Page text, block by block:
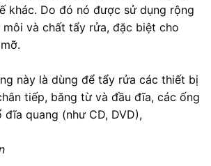
khác. Do đó nó được sử dụng rộng
và chất tẩy rửa, đặc biệt cho
này là dùng để tẩy rửa các thiết bị
tiếp, băng từ và đầu đĩa, các ống
quang (như CD, DVD),